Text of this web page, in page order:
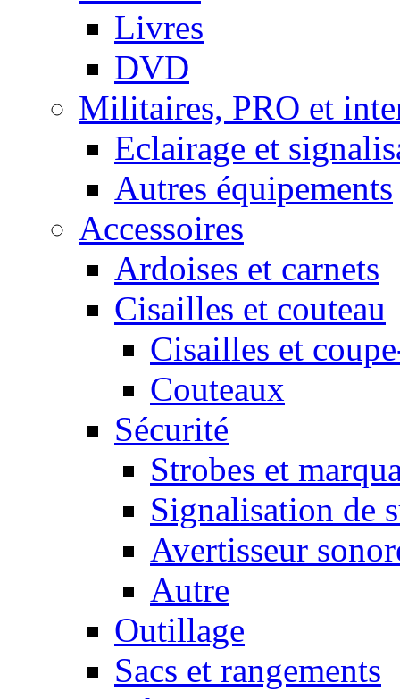
Livres
DVD
Militaires, PRO et
Eclairage et
Autres équipements
Accessoires
Ardoises et carnets
Cisailles et couteau
Cisailles et
Couteaux
Sécurité
Strobes et
Signalisation de
Avertisseur
Autre
Outillage
Sacs et rangements